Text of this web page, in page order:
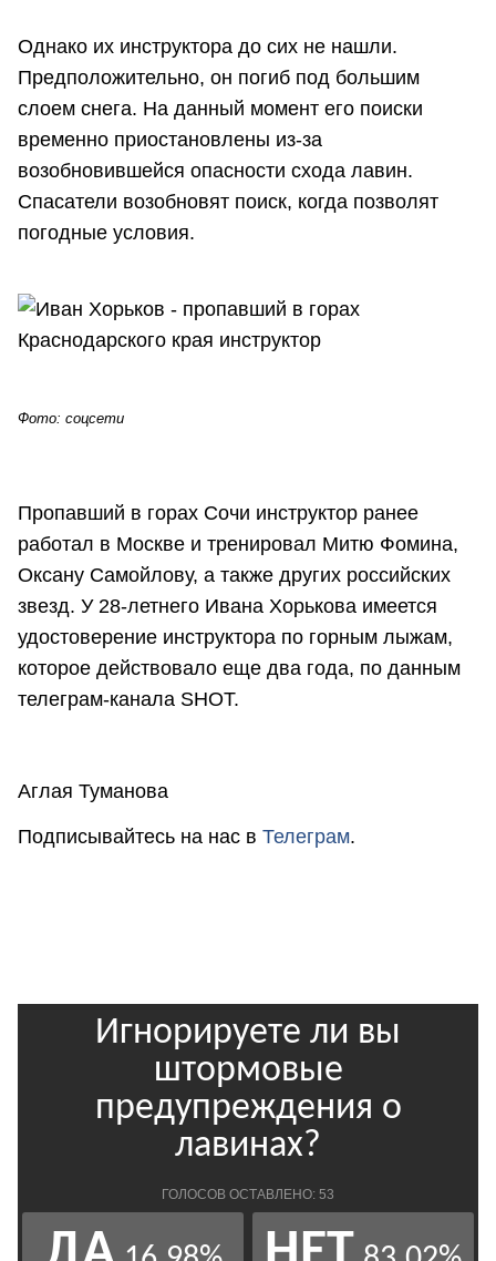
Однако их инструктора до сих не нашли.
Предположительно, он погиб под большим
слоем снега. На данный момент его поиски
временно приостановлены из-за
возобновившейся опасности схода лавин.
Спасатели возобновят поиск, когда позволят
погодные условия.
Фото: соцсети
Пропавший в горах Сочи инструктор ранее
работал в Москве и тренировал Митю Фомина,
Оксану Самойлову, а также других российских
звезд. У 28-летнего Ивана Хорькова имеется
удостоверение инструктора по горным лыжам,
которое действовало еще два года, по данным
телеграм-канала SHOT.
Аглая Туманова
Подписывайтесь на нас в Телеграм.